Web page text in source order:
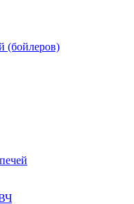
(бойлеров)